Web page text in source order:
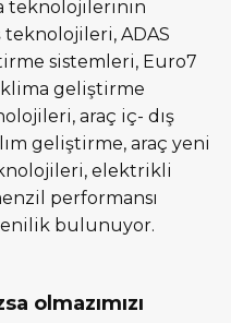
teknolojilerinin
ADAS
sistemleri, Euro7
klima geliştirme
araç iç- dış
geliştirme, araç yeni
elektrikli
performansı
bulunuyor.
olmazımızı